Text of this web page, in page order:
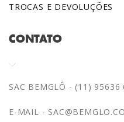
TROCAS E DEVOLUÇÕES
CONTATO
SAC BEMGLÔ - (11) 95636
E-MAIL -